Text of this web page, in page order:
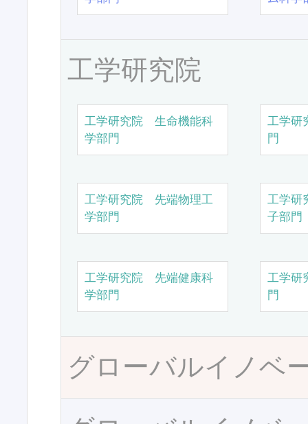
工学研究院
工学研究院 生命機能科
学部門
工学研
門
工学研究院 先端物理工
学部門
工学研
子部門
工学研究院 先端健康科
学部門
工学研
門
グローバルイノベ